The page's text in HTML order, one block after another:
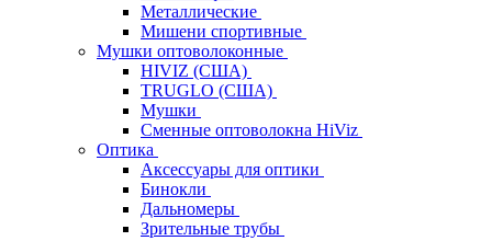
Металлические
Мишени спортивные
Мушки оптоволоконные
HIVIZ (США)
TRUGLO (США)
Мушки
Сменные оптоволокна HiViz
Оптика
Аксессуары для оптики
Бинокли
Дальномеры
Зрительные трубы